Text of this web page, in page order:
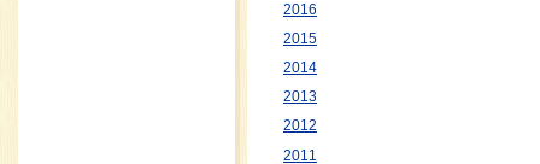
2016
2015
2014
2013
2012
2011